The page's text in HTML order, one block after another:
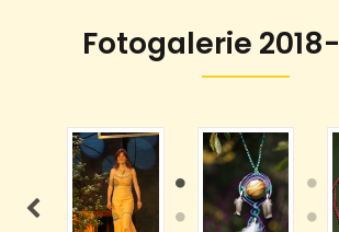
Fotogalerie